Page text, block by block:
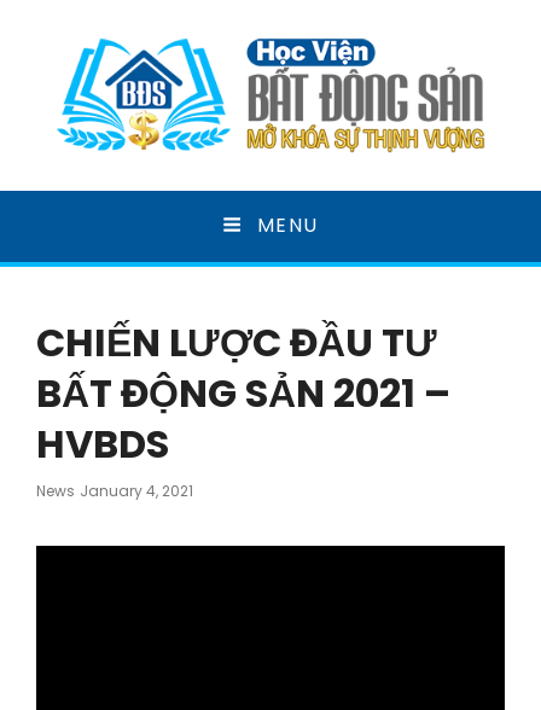
HỌC VIỆN BẤT ĐỘNG
SẢN
MENU
CHIẾN LƯỢC ĐẦU TƯ
BẤT ĐỘNG SẢN 2021 –
HVBDS
News Posted
January 4, 2021